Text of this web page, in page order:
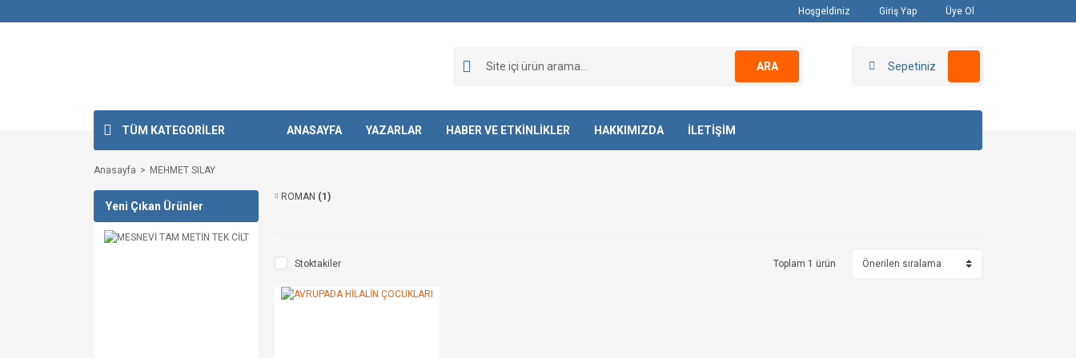
Hoşgeldiniz Giriş Yap Üye Ol
ARA Sepetiniz
TÜM KATEGORİLER ANASAYFA YAZARLAR HABER VE ETKİNLİKLER HAKKIMIZDA İLETİŞİM
Anasayfa MEHMET SILAY
Yeni Çıkan Ürünler
ROMAN (1)
Stoktakiler Toplam 1 ürün